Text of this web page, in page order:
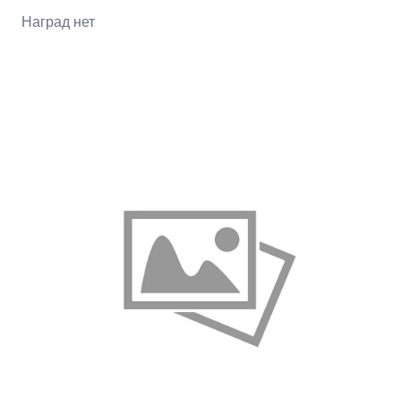
Наград нет